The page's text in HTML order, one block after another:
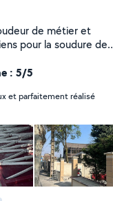
de métier et
pour la soudure de
ajustements. Je
de bricolage :
montage et fixation
But, Amazon,
et rangements.
et le PVC, notamment
roulants et
organisé et efficace,
adapté à vos
: 5/5
et parfaitement réalisé